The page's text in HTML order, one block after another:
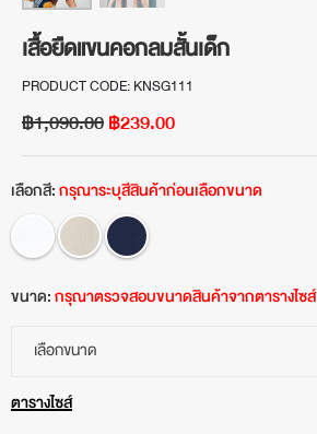
เสื้อยืดแขนคอกลมสั้นเด็ก
PRODUCT CODE: KNSG111
฿1,090.00฿239.00
เลือกสี:กรุณาระบุสีสินค้าก่อนเลือกขนาด
ขนาด:กรุณาตรวจสอบขนาดสินค้าจากตารางไซส์
เลือกขนาด
ตารางไซส์